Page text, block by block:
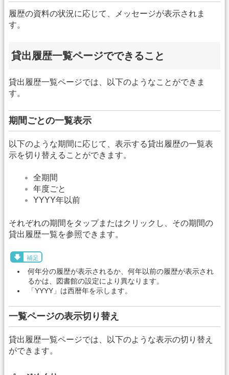
履歴の資料の状況に応じて、メッセージが表示されま
す。
貸出履歴一覧ページでできること
貸出履歴一覧ページでは、以下のようなことができま
す。
期間ごとの一覧表示
以下のような期間に応じて、表示する貸出履歴の一覧表
示を切り替えることができます。
全期間
年度ごと
YYYY年以前
それぞれの期間をタップまたはクリックし、その期間の
貸出履歴一覧を参照できます。
補足
何年分の履歴が表示されるか、何年以前の履歴が表示され
るかは、図書館の設定により異なります。
「YYYY」は西暦年を示します。
一覧ページの表示切り替え
貸出履歴一覧ページでは、以下のような表示の切り替え
ができます。